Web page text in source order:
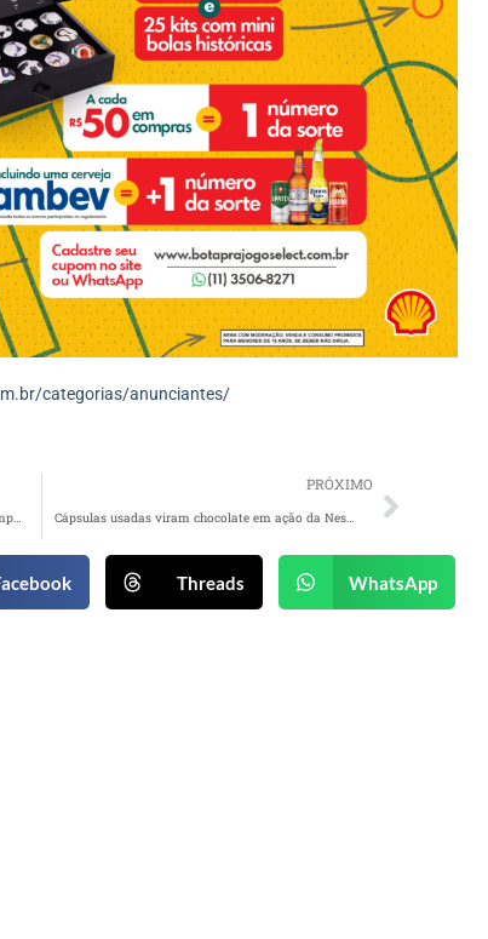
categorias/anunciantes/
WhatsApp reúne Luedji Luna e Zudizilla em campanha que mistura música, intimidade e conexões reais
PRÓXIMO
Cápsulas usadas viram chocolate em ação da Nespresso pelo Dia Mundial da Reciclagem
Threads WhatsApp